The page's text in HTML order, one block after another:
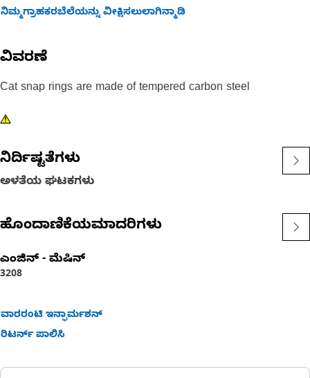
ನಿಮ್ಮಗ್ರಾಹಕರಬೆಲೆಯನ್ನು ವೀಕ್ಷಿಸಲುಲಾಗಿನ್ಮಾಡಿ
ವಿವರಣೆ
Cat snap rings are made of tempered carbon steel
ನಿರ್ದಿಷ್ಟತೆಗಳು
ಅಳತೆಯ ಘಟಕಗಳು
ಹೊಂದಾಣಿಕೆಯಮಾದರಿಗಳು
ಎಂಜಿನ್ - ಮೆಷಿನ್
3208
ವಾರರಂಟಿ ಇನ್ಫಾರ್ಮಶನ್
ರಿಟರ್ನ್ ಪಾಲಿಸಿ